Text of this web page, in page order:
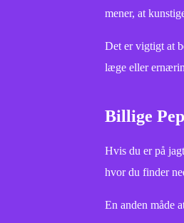
mener, at
Det er vigtigt at
læge eller
Billige
Hvis du er på
hvor du finder
En anden måde